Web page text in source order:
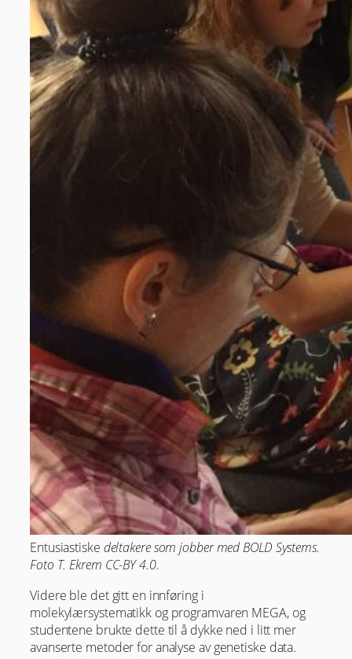
Entusiastiske deltakere som jobber med BOLD Systems.
Foto T. Ekrem CC-BY 4.0.
Videre ble det gitt en innføring i
molekylærsystematikk og programvaren MEGA, og
studentene brukte dette til å dykke ned i litt mer
avanserte metoder for analyse av genetiske data.